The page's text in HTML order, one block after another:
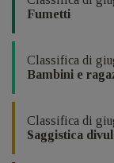
Fumetti
Classifica di
Bambini e
Classifica di
Saggistica